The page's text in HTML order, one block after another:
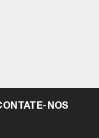
NOS